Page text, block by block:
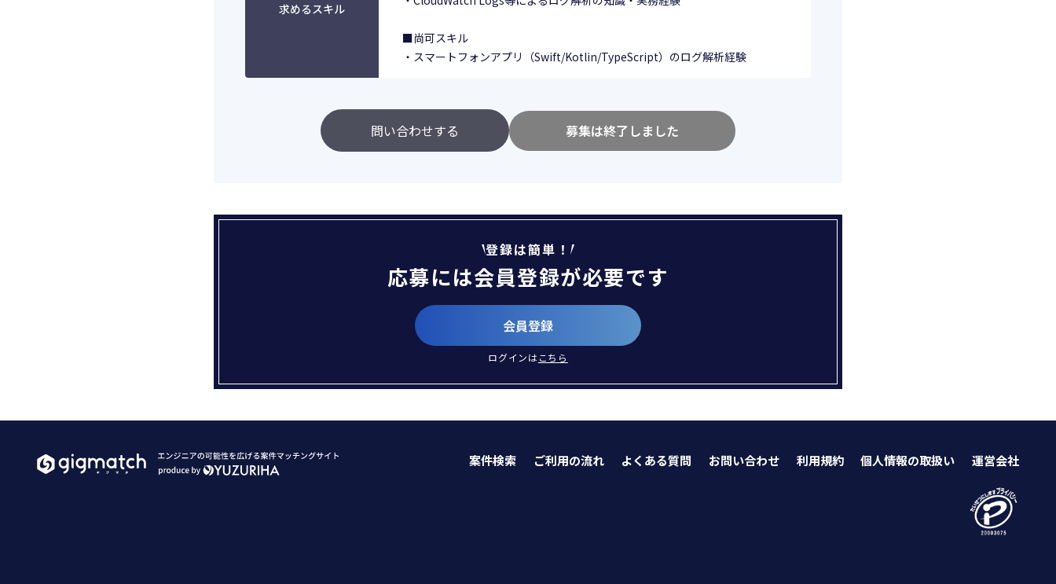
求めるスキル
■尚可スキル
・スマートフォンアプリ（Swift/Kotlin/TypeScript）のログ解析経験
問い合わせする 募集は終了しました
登録は簡単！
応募には会員登録が必要です
会員登録
ログインはこちら
案件検索 ご利用の流れ よくある質問 お問い合わせ 利用規約 個人情報の取扱い 運営会社